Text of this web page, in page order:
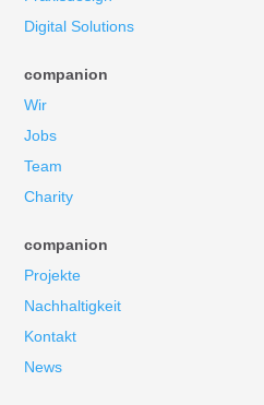
Digital Solutions
companion
Wir
Jobs
Team
Charity
companion
Projekte
Nachhaltigkeit
Kontakt
News